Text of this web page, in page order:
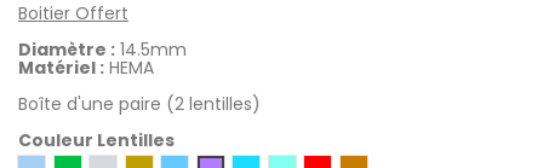
Boitier Offert
Diamètre : 14.5mm
Matériel : HEMA
Boîte d'une paire (2 lentilles)
Couleur Lentilles